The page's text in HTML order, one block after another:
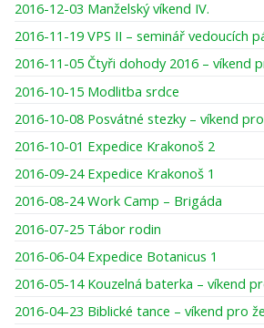
2016-12-03 Manželský víkend IV.
2016-11-19 VPS II – seminář vedoucích
2016-11-05 Čtyři dohody 2016 – víkend
2016-10-15 Modlitba srdce
2016-10-08 Posvátné stezky – víkend
2016-10-01 Expedice Krakonoš 2
2016-09-24 Expedice Krakonoš 1
2016-08-24 Work Camp – Brigáda
2016-07-25 Tábor rodin
2016-06-04 Expedice Botanicus 1
2016-05-14 Kouzelná baterka – víkend
2016-04-23 Biblické tance – víkend pro